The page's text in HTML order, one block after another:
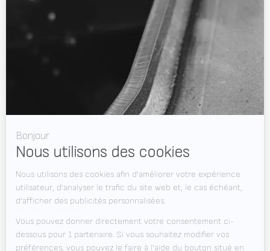
AUTOMATISATION DU SOUDAGE
WELDING WIRE SERVICE CENTRE
Vidéos
Offres d'emploi
Téléchargements
Contact